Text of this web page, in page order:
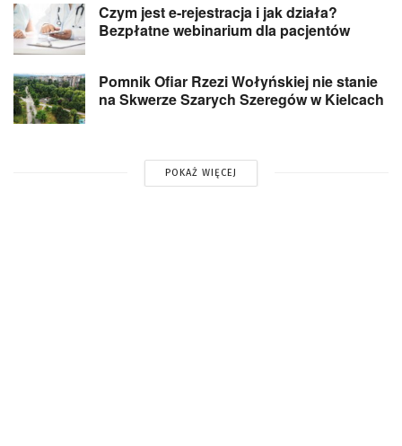
Czym jest e-rejestracja i jak działa?
Bezpłatne webinarium dla pacjentów
Pomnik Ofiar Rzezi Wołyńskiej nie stanie
na Skwerze Szarych Szeregów w Kielcach
POKAŻ WIĘCEJ